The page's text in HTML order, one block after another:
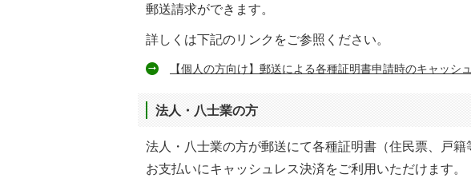
郵送請求ができます。
詳しくは下記のリンクをご参照ください。
【個人の方向け】郵送による各種証明書申請時のキャッシ
法人・八士業の方
法人・八士業の方が郵送にて各種証明書（住民票、戸
お支払いにキャッシュレス決済をご利用いただけます。